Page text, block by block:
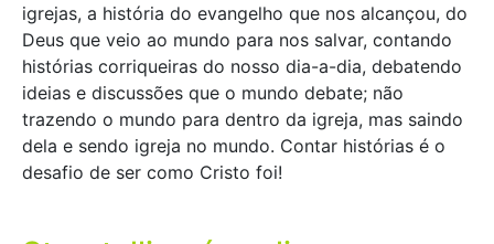
igrejas, a história do evangelho que nos alcançou, do
Deus que veio ao mundo para nos salvar, contando
histórias corriqueiras do nosso dia-a-dia, debatendo
ideias e discussões que o mundo debate; não
trazendo o mundo para dentro da igreja, mas saindo
dela e sendo igreja no mundo. Contar histórias é o
desafio de ser como Cristo foi!